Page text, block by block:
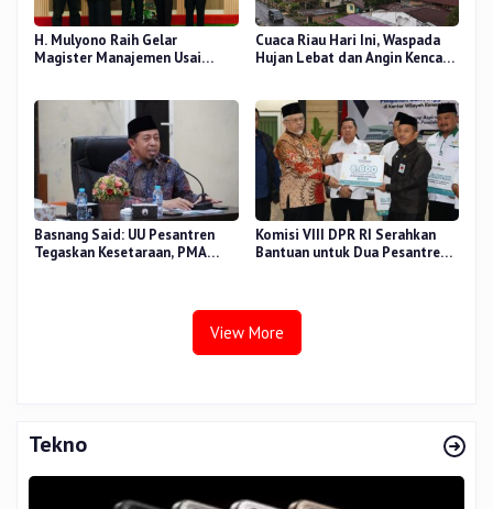
H. Mulyono Raih Gelar
Magister Manajemen Usai
Cuaca Riau Hari Ini, Waspada
Hujan Lebat dan Angin Kencang
Basnang Said: UU Pesantren
Tegaskan Kesetaraan, PMA
Komisi VIII DPR RI Serahkan
Bantuan untuk Dua Pesantren
View More
Tekno